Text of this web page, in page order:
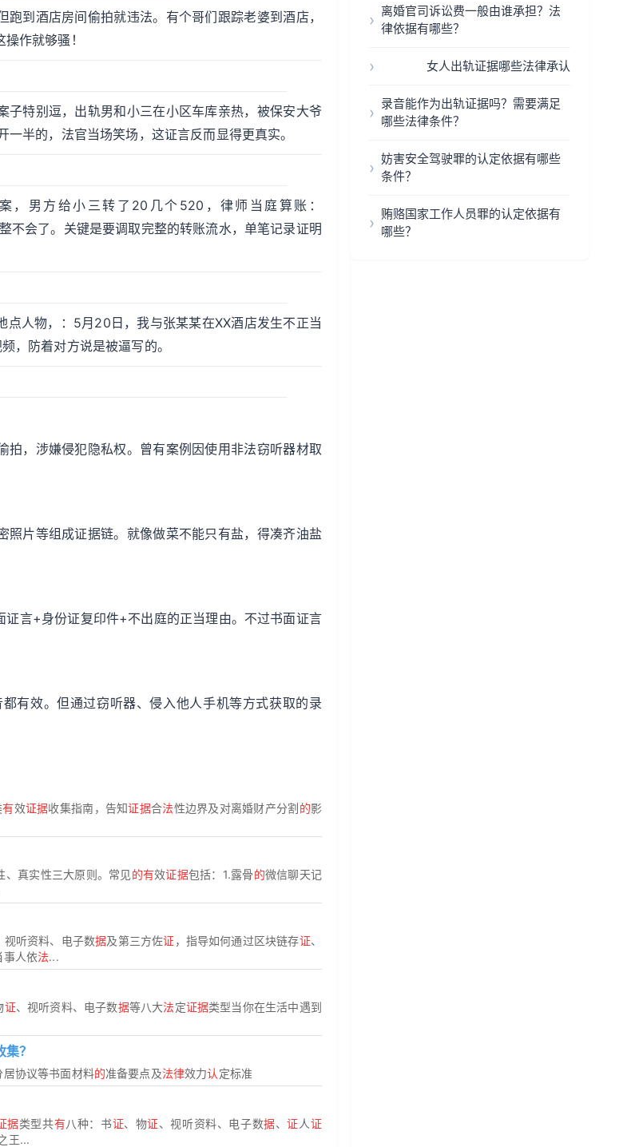
到酒店房间偷拍就违法。有个哥们跟踪老婆到酒店，
作就够骚！
特别逗，出轨男和小三在小区车库亲热，被保安大爷
半的，法官当场笑场，这证言反而显得更真实。
，男方给小三转了20几个520，律师当庭算账：
会了。关键是要调取完整的转账流水，单笔记录证明
人物，：5月20日，我与张某某在XX酒店发生不正当
，防着对方说是被逼写的。
，涉嫌侵犯隐私权。曾有案例因使用非法窃听器材取
片等组成证据链。就像做菜不能只有盐，得凑齐油盐
言+身份证复印件+不出庭的正当理由。不过书面证言
有效。但通过窃听器、侵入他人手机等方式获取的录
有效证据收集指南，告知证据合法性边界及对离婚财产分割 的影
、真实性三大原则。常见的有效证据包括：1.露骨的微信聊天记
视听资料、电子数据及第三方佐证，指导如何通过区块链存证、
事人依法...
证、视听资料、电子数据等八大法定证据类型当你在生活中遇到
？
居协议等书面材料的准备要点及法律效力认 定标准
据类型共有八种：书证、物证、视听资料、电子数据、证人证
王...
离婚官司诉讼费一般由谁承担？法
律依据有哪些？
女人出轨证据哪些法律承认
录音能作为出轨证据吗？需要满足
哪些法律条件？
妨害安全驾驶罪的认定依据有哪些
条件？
贿赂国家工作人员罪的认定依据有
哪些？